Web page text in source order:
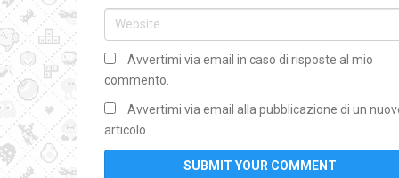
Avvertimi via email in caso di risposte al mio
commento.
Avvertimi via email alla pubblicazione di un
articolo.